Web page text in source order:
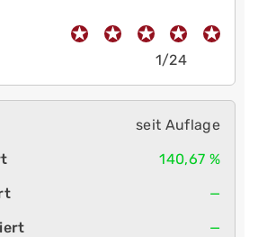
1/24
seit Auflage
140,67 %
—
—